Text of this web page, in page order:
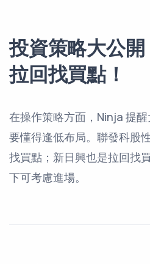
投資策略大公開
拉回找買點！
在操作策略方面，Ninja 提醒
要懂得逢低布局。聯發科股
找買點；新日興也是拉回找
下可考慮進場。